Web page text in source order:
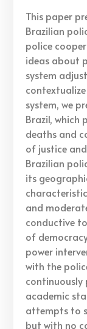
This paper
Brazilian
police
ideas about
system
system, we
Brazil, which
deaths and
of justice
Brazilian
its
and
conductive
of
power
with the
continuously
academic
attempts to
but with no